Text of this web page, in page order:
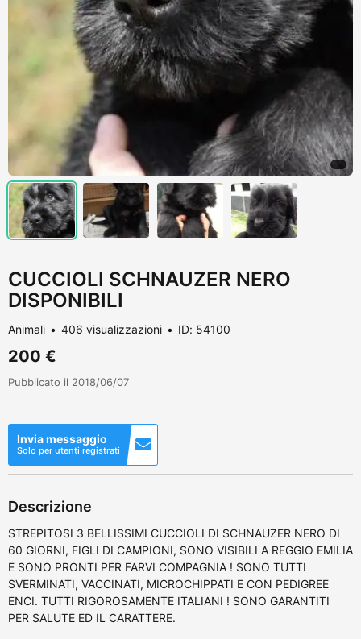
CUCCIOLI SCHNAUZER NERO
DISPONIBILI
Animali 406 visualizzazioni ID: 54100
200 €
Pubblicato il 2018/06/07
Invia messaggio
Solo per utenti registrati
Descrizione
STREPITOSI 3 BELLISSIMI CUCCIOLI DI SCHNAUZER NERO DI
60 GIORNI, FIGLI DI CAMPIONI, SONO VISIBILI A REGGIO EMILIA
E SONO PRONTI PER FARVI COMPAGNIA ! SONO TUTTI
SVERMINATI, VACCINATI, MICROCHIPPATI E CON PEDIGREE
ENCI. TUTTI RIGOROSAMENTE ITALIANI ! SONO GARANTITI
PER SALUTE ED IL CARATTERE.